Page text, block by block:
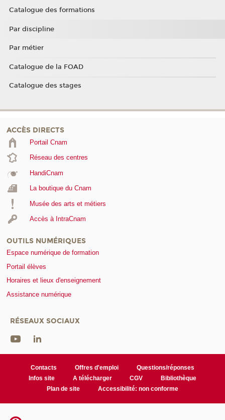
Catalogue des formations
Par discipline
Par métier
Catalogue de la FOAD
Catalogue des stages
ACCÈS DIRECTS
Portail Cnam
Réseau des centres
HandiCnam
La boutique du Cnam
Musée des arts et métiers
Accès à IntraCnam
OUTILS NUMÉRIQUES
Espace numérique de formation
Portail élèves
Horaires et lieux d'enseignement
Assistance numérique
RÉSEAUX SOCIAUX
Contacts Offres d'emploi
Questions/réponses
Infos site
A télécharger CGV
Bibliothèque
Plan de site
Accessibilité: non conforme